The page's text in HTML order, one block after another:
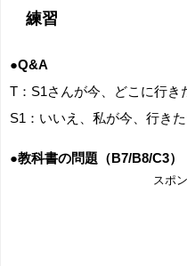
練習
●Q&A
T：S1さんが今、どこに行き
S1：いいえ、私が今、行き
●教科書の問題（B7/B8/C3）
スポ